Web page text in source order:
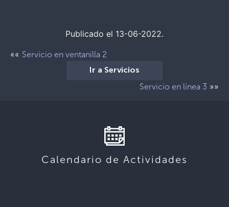
Publicado el 13-06-2022.
«« Servicio en ventanilla 2
Ir a Servicios
Servicio en línea 3 »»
Calendario de Actividades